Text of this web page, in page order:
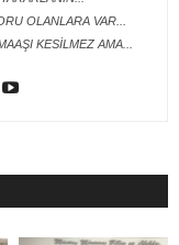
OLANLARA VAR...
KESİLMEZ AMA...